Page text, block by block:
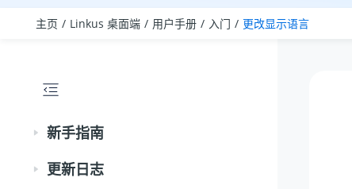
主页 Linkus 桌面端 用户手册 入门 更改显示语言
新手指南
更新日志